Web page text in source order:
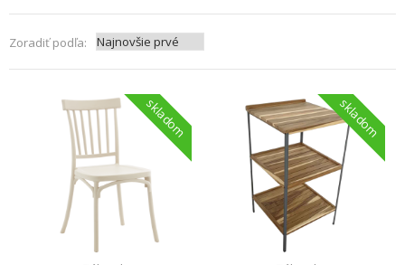
Zoradiť podľa:
skladom skladom